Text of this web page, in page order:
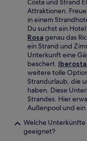
Costa und Strand
Attraktionen.
in einem
Du suchst ein
Rosa genau das
ein Strand und
Unterkunft eine
beschert.
weitere tolle
Strandurlaub, die
haben. Diese
Strandes. Hier
Außenpool und
Welche Unterkünfte
geeignet?